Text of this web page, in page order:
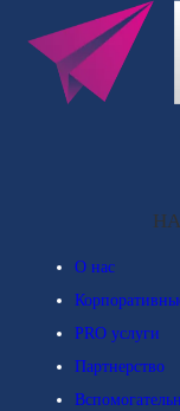
О нас
PRO услуги
Партнерство